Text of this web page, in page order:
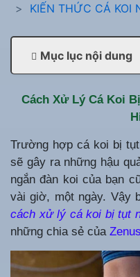
KIẾN THỨC CÁ KOI
Mục lục nội dung
Cách Xử Lý Cá Koi
Trường hợp cá koi bị
sẽ gây ra những hậu
ngắn đàn koi của bạn
vài giờ, một ngày. Vậy
cách xử lý cá koi bị tụt
những chia sẻ của